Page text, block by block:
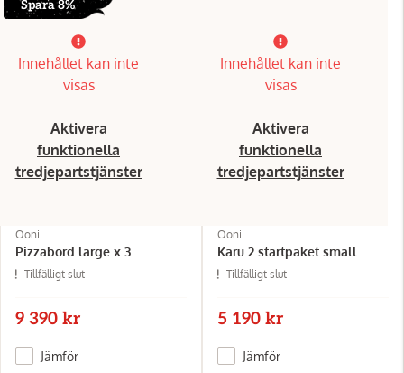
Spara 8%
Innehållet kan inte
visas
Aktivera
funktionella
tredjepartstjänster
Ooni
Pizzabord large x 3
Tillfälligt slut
9 390 kr
Jämför
Innehållet kan inte
visas
Aktivera
funktionella
tredjepartstjänster
Ooni
Karu 2 startpaket small
Tillfälligt slut
5 190 kr
Jämför